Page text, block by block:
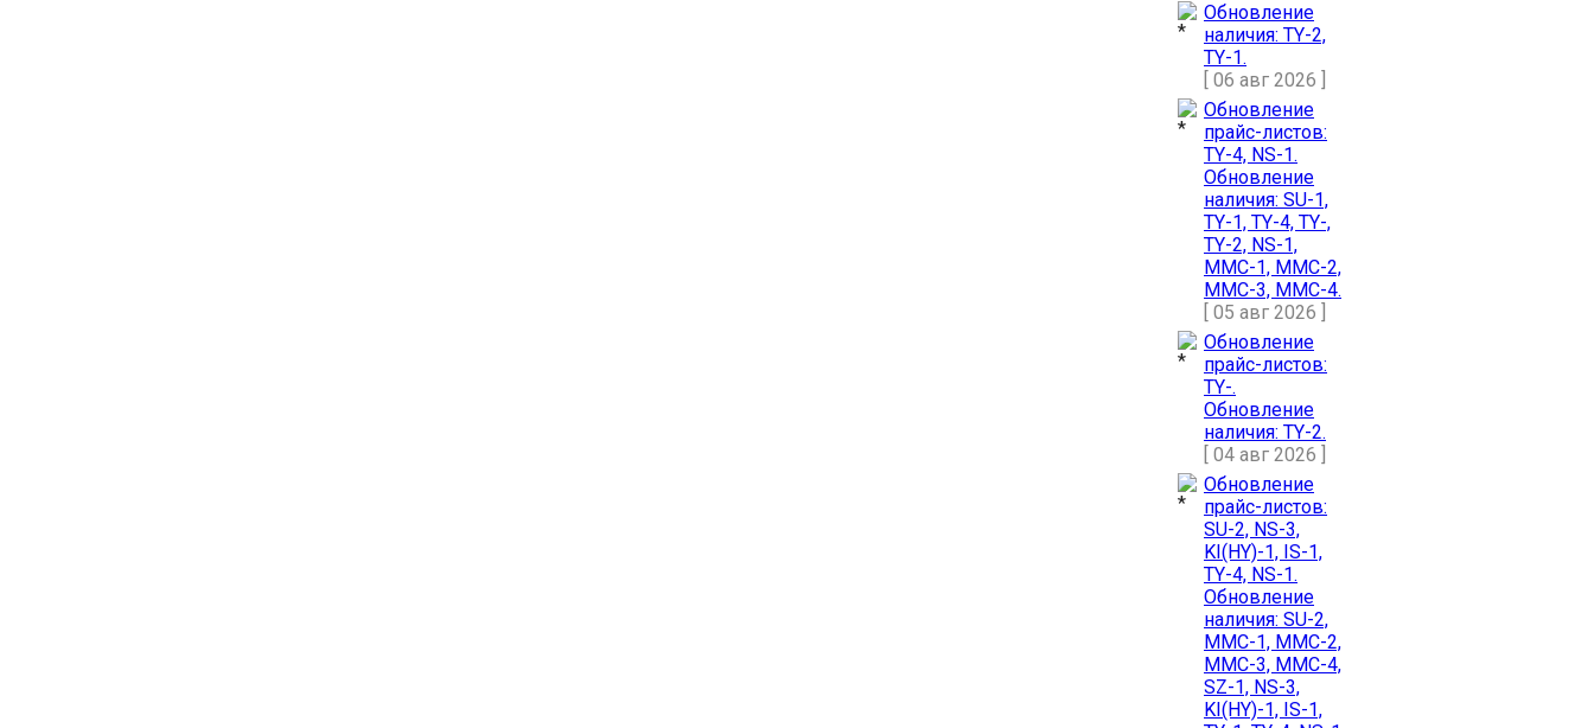
Обновление
наличия: TY-2,
TY-1.
[ 06 авг 2026 ]
Обновление
прайс-листов:
TY-4, NS-1.
Обновление
наличия: SU-1,
TY-1, TY-4, TY-,
TY-2, NS-1,
MMC-1, MMC-2,
MMC-3, MMC-4.
[ 05 авг 2026 ]
Обновление
прайс-листов:
TY-.
Обновление
наличия: TY-2.
[ 04 авг 2026 ]
Обновление
прайс-листов:
SU-2, NS-3,
KI(HY)-1, IS-1,
TY-4, NS-1.
Обновление
наличия: SU-2,
MMC-1, MMC-2,
MMC-3, MMC-4,
SZ-1, NS-3,
KI(HY)-1, IS-1,